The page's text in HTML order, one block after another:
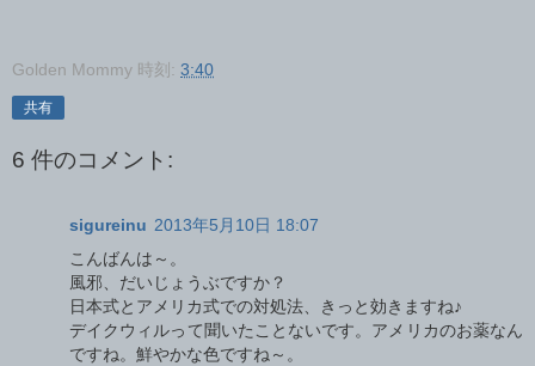
Golden Mommy 時刻: 3:40
共有
6 件のコメント:
sigureinu 2013年5月10日 18:07
こんばんは～。
風邪、だいじょうぶですか？
日本式とアメリカ式での対処法、きっと効きますね♪
デイクウィルって聞いたことないです。アメリカのお薬なん
ですね。鮮やかな色ですね～。